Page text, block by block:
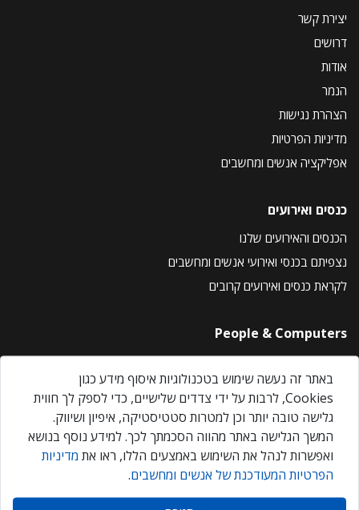
יצירת קשר
דרושים
אודות
הנמר
הצהרת נגישות
מדיניות הפרטיות
אפליקציה אנשים ומחשבים
כנסים ואירועים
הכנסים והאירועים שלנו
נצפיתם בכנסי ואירועי אנשים ומחשבים
לקראת כנסים ואירועים קרובים
People & Computers
About Us
Privacy Policy
Contact Us
Our Events
אנשים ומחשבים © 2026 – כל הזכויות שמורות
באתר זה נעשה שימוש בטכנולוגיות איסוף מידע כגון
Cookies, לרבות על ידי צדדים שלישיים, כדי לספק לך חווית
גלישה טובה יותר וכן למטרות סטטיסטיקה, איפיון ושיווק.
המשך הגלישה באתר מהווה הסכמתך לכך. למידע נוסף בנושא
ואפשרות לנהל את השימוש באמצעים הללו, ראו את מדיניות
הפרטיות המעודכנת של אנשים ומחשבים.